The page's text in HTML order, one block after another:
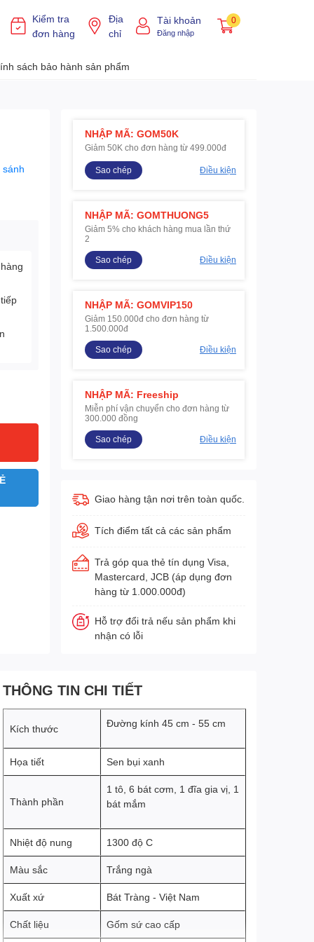
Kiểm tra
đơn hàng
Địa
chỉ
Tài khoản
Đăng nhập
0
sách bảo hành sản phẩm
sánh
NHẬP MÃ: GOM50K
Giảm 50K cho đơn hàng từ 499.000đ
Sao chép Điều kiện
NHẬP MÃ: GOMTHUONG5
Giảm 5% cho khách hàng mua lần thứ
2
Sao chép
Điều kiện
NHẬP MÃ: GOMVIP150
Giảm 150.000đ cho đơn hàng từ
1.500.000đ
Sao chép
Điều kiện
NHẬP MÃ: Freeship
Miễn phí vận chuyển cho đơn hàng từ
300.000 đồng
Sao chép
Điều kiện
Giao hàng tận nơi trên toàn quốc.
Tích điểm tất cả các sản phẩm
Trả góp qua thẻ tín dụng Visa,
Mastercard, JCB (áp dụng đơn
hàng từ 1.000.000đ)
Hỗ trợ đổi trả nếu sản phẩm khi
nhận có lỗi
THÔNG TIN CHI TIẾT
Kích thước Đường kính 45 cm - 55 cm
Họa tiết Sen bụi xanh
Thành phần
1 tô, 6 bát cơm, 1 đĩa gia vị, 1
bát mắm
Nhiệt độ nung 1300 độ C
Màu sắc Trắng ngà
Xuất xứ Bát Tràng - Việt Nam
Chất liệu Gốm sứ cao cấp